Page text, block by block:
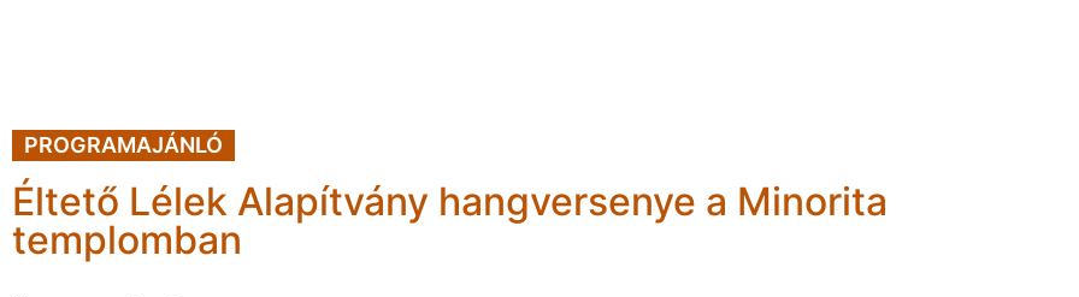
PROGRAMAJÁNLÓ
Éltető Lélek Alapítvány hangversenye a Minorita
templomban